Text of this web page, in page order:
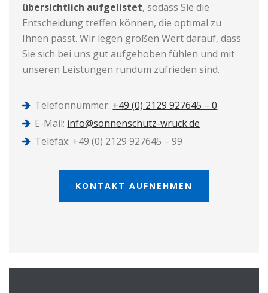
übersichtlich aufgelistet, sodass Sie die
Entscheidung treffen können, die optimal zu
Ihnen passt. Wir legen großen Wert darauf, dass
Sie sich bei uns gut aufgehoben fühlen und mit
unseren Leistungen rundum zufrieden sind.
Telefonnummer: +49 (0) 2129 927645 – 0
E-Mail: info@sonnenschutz-wruck.de
Telefax: +49 (0) 2129 927645 – 99
KONTAKT AUFNEHMEN